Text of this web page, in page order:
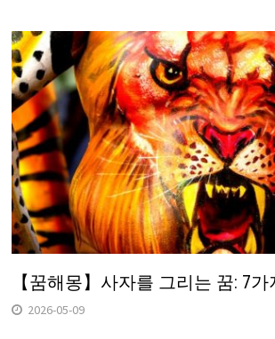
【꿈해몽】사자를 그리는 꿈: 7
2026-05-09